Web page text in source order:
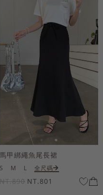
馬甲綁繩魚尾長裙
S M L 全尺碼
NT.890 NT.801